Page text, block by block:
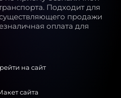
Подходит для
продажи
оплата для
на сайт
сайта